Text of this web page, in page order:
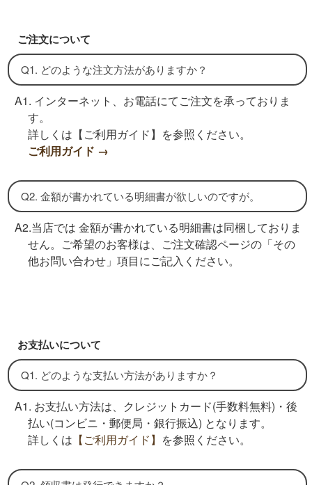
ご注文について
Q1. どのような注文方法がありますか？
A1. インターネット、お電話にてご注文を承っておりま
す。
詳しくは【ご利用ガイド】を参照ください。
ご利用ガイド →
Q2. 金額が書かれている明細書が欲しいのですが。
A2.当店では 金額が書かれている明細書は同梱しておりま
せん。ご希望のお客様は、ご注文確認ページの「その
他お問い合わせ」項目にご記入ください。
お支払いについて
Q1. どのような支払い方法がありますか？
A1. お支払い方法は、クレジットカード(手数料無料)・後
払い(コンビニ・郵便局・銀行振込) となります。
詳しくは 【ご利用ガイド】 を参照ください。